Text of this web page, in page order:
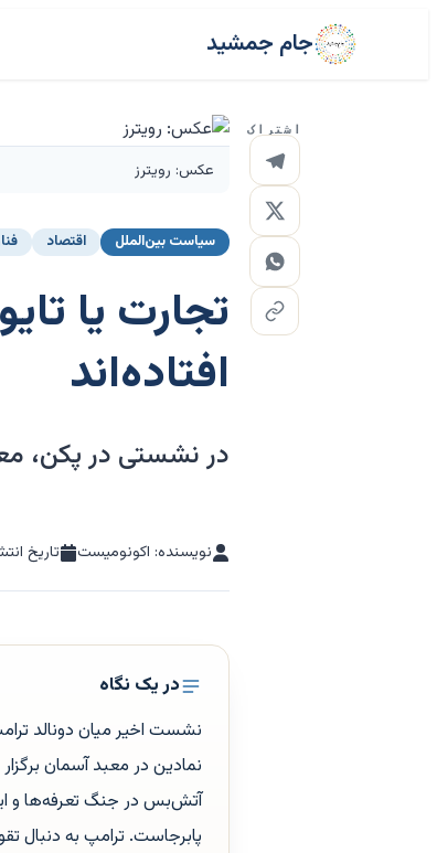
جام جمشید
اشتراک
عکس: رویترز
سیاست بین‌الملل اقتصاد
تجارت یا
افتاده‌اند
در نشستی در پکن،
نویسنده: اکونومیست تاریخ
در یک نگاه
نشست اخیر میان دونالد
نمادین در معبد آسمان
آتش‌بس در جنگ تعرفه‌ها و
پابرجاست. ترامپ به دنبال